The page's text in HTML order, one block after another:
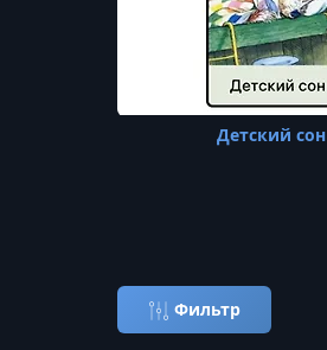
Детский сон
Фильтр